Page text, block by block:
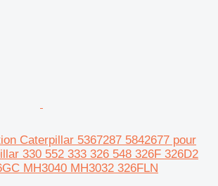
Caterpillar 5367287 5842677 pour
330 552 333 326 548 326F 326D2
MH3040 MH3032 326FLN